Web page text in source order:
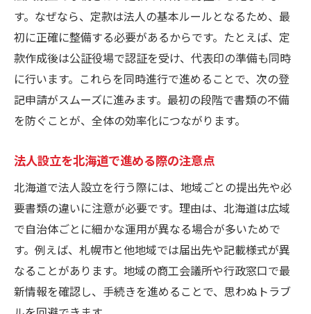
法人設立後の社会保険手続きを完全解説
税務署への法人設立届出の流れと心得
法人設立後の手続き漏れを防ぐ実践法
北海道での税務署対応ポイントを紹介
法人設立後の社会保険加入の基礎知識
法人設立を効率化する北海道の実践法
法人設立を効率化する北海道独自の工夫
法人設立手続きの効率的な進め方を伝授
北海道で法人設立を時短するポイント
オンラインと窓口申請の違いを徹底比較
法人設立手続きを専門家に頼るメリット
法人設立に役立つ最新の支援策を活用
す。なぜなら、定款は法人の基本ルールとなるため、最
初に正確に整備する必要があるからです。たとえば、定
款作成後は公証役場で認証を受け、代表印の準備も同時
に行います。これらを同時進行で進めることで、次の登
記申請がスムーズに進みます。最初の段階で書類の不備
を防ぐことが、全体の効率化につながります。
法人設立を北海道で進める際の注意点
北海道で法人設立を行う際には、地域ごとの提出先や必
要書類の違いに注意が必要です。理由は、北海道は広域
で自治体ごとに細かな運用が異なる場合が多いためで
す。例えば、札幌市と他地域では届出先や記載様式が異
なることがあります。地域の商工会議所や行政窓口で最
新情報を確認し、手続きを進めることで、思わぬトラブ